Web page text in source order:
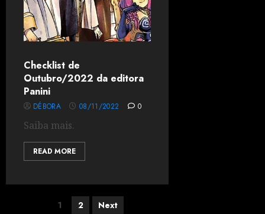
Checklist de
Outubro/2022 da editora
Panini
DÉBORA 08/11/2022 0
Saiba mais.
READ MORE
1 2 Next